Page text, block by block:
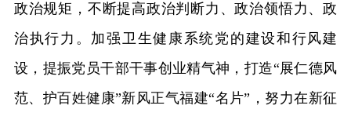
政治规矩，不断提高政治判断力、政治领悟力、政
治执行力。加强卫生健康系统党的建设和行风建
设，提振党员干部干事创业精气神，打造“展仁德风
范、护百姓健康”新风正气福建“名片”，努力在新征